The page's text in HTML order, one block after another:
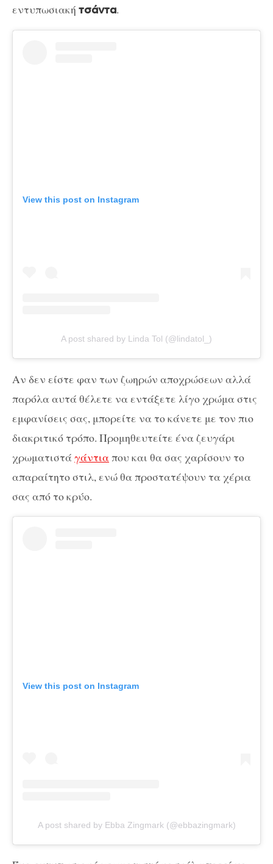
εντυπωσιακή τσάντα.
View this post on Instagram
A post shared by Linda Tol (@lindatol_)
Αν δεν είστε φαν των ζωηρών αποχρώσεων αλλά
παρόλα αυτά θέλετε να εντάξετε λίγο χρώμα στις
εμφανίσεις σας, μπορείτε να το κάνετε με τον πιο
διακριτικό τρόπο. Προμηθευτείτε ένα ζευγάρι
χρωματιστάγάντιαπου και θα σας χαρίσουν το
απαραίτητο στιλ, ενώ θα προστατέψουν τα χέρια
σας από το κρύο.
View this post on Instagram
A post shared by Ebba Zingmark (@ebbazingmark)